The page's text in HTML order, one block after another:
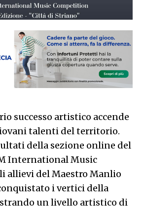
successo artistico accende
talenti del territorio.
della sezione online del
International Music
allievi del Maestro Manlio
i vertici della
un livello artistico di